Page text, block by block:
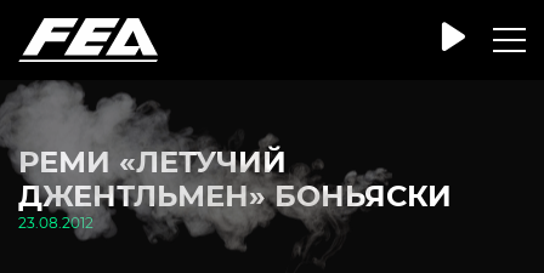
РЕМИ «ЛЕТУЧИЙ
ДЖЕНТЛЬМЕН» БОНЬЯСКИ
23.08.2012